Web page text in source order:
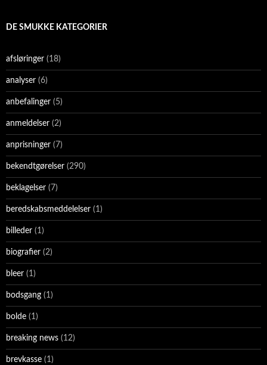
DE SMUKKE KATEGORIER
afsløringer (18)
analyser (6)
anbefalinger (5)
anmeldelser (2)
anprisninger (7)
bekendtgørelser (290)
beklagelser (7)
beredskabsmeddelelser (1)
billeder (1)
biografier (2)
bleer (1)
bodsgang (1)
bolde (1)
breaking news (12)
brevkasse (1)